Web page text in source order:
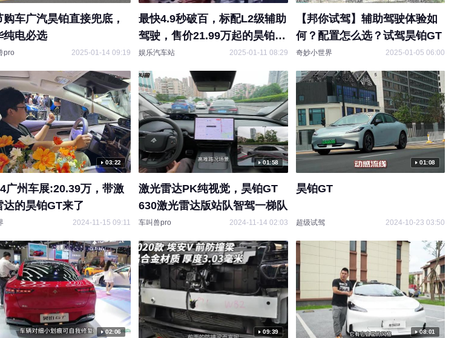
08:11
原创
马力刺客｜轮上功率略虚 后段
E电园 2024-02-04 06:54
07:32
购车广汽昊铂直接兜底，
纯电必选
pro 2025-01-14 09:19
最快4.9秒破百，标配L2级辅助
驾驶，售价21.99万起的昊铂
GT怎么样
娱乐汽车站 2025-01-11 08:29
【邦你试驾】辅助驾驶体验如
何？配置怎么选？试驾昊铂GT
奇妙小世界 2025-01-05 06:00
03:22
广州车展:20.39万，带激
达的昊铂GT来了
2024-11-15 09:11
01:58
激光雷达PK纯视觉，昊铂GT
630激光雷达版站队智驾一梯队
车叫兽pro 2024-11-14 02:03
01:08
昊铂GT
超级试驾 2024-10-23 03:50
02:06 09:39 08:01